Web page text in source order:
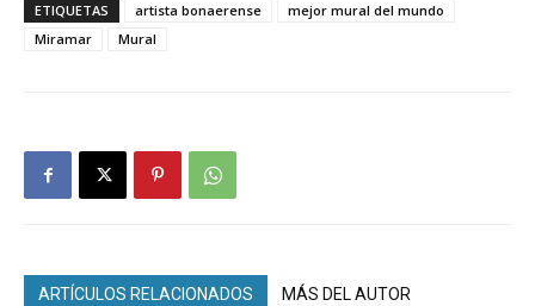
ETIQUETAS
artista bonaerense
mejor mural del mundo
Miramar
Mural
ARTÍCULOS RELACIONADOS MÁS DEL AUTOR